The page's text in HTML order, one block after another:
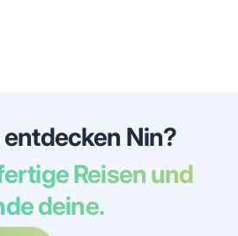
entdecken Nin?
Reisen und
deine.